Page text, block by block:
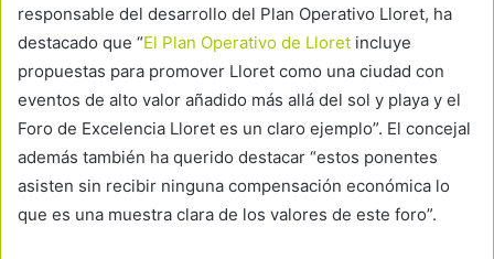
responsable del desarrollo del Plan Operativo Lloret, ha
destacado que “El Plan Operativo de Lloret incluye
propuestas para promover Lloret como una ciudad con
eventos de alto valor añadido más allá del sol y playa y el
Foro de Excelencia Lloret es un claro ejemplo”. El concejal
además también ha querido destacar “estos ponentes
asisten sin recibir ninguna compensación económica lo
que es una muestra clara de los valores de este foro”.